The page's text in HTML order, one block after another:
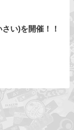
い)を開催！！